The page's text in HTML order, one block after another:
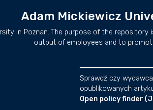
Adam Mickiewicz
in Poznan. The purpose of the
output of employees and to
Sprawdź czy
opublikowanych
Open policy finder